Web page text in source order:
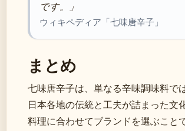
です。」
ウィキペディア「七味唐辛子」
まとめ
七味唐辛子は、単なる辛味調味料で
日本各地の伝統と工夫が詰まった文
料理に合わせてブランドを選ぶこと